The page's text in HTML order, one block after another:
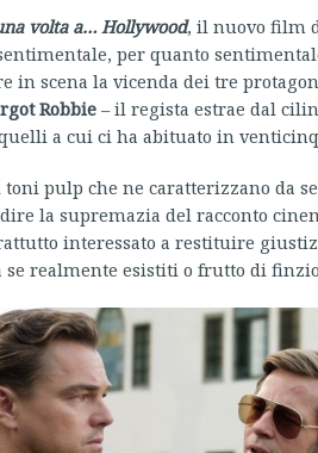
volta a… Hollywood, il nuovo film
per quanto
in scena la vicenda dei tre
Robbie– il regista estrae dal
a cui ci ha abituato in
pulp che ne caratterizzano da
la supremazia del racconto
interessato a restituire
realmente esistiti o frutto di